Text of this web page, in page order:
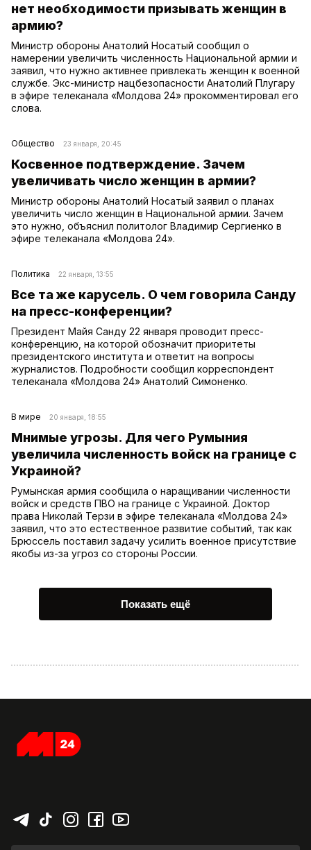
нет необходимости призывать женщин в
армию?
Министр обороны Анатолий Носатый сообщил о
намерении увеличить численность Национальной армии и
заявил, что нужно активнее привлекать женщин к военной
службе. Экс-министр нацбезопасности Анатолий Плугару
в эфире телеканала «Молдова 24» прокомментировал его
слова.
Общество 23 января, 20:45
Косвенное подтверждение. Зачем
увеличивать число женщин в армии?
Министр обороны Анатолий Носатый заявил о планах
увеличить число женщин в Национальной армии. Зачем
это нужно, объяснил политолог Владимир Сергиенко в
эфире телеканала «Молдова 24».
Политика 22 января, 13:55
Все та же карусель. О чем говорила Санду
на пресс-конференции?
Президент Майя Санду 22 января проводит пресс-
конференцию, на которой обозначит приоритеты
президентского института и ответит на вопросы
журналистов. Подробности сообщил корреспондент
телеканала «Молдова 24» Анатолий Симоненко.
В мире 20 января, 18:55
Мнимые угрозы. Для чего Румыния
увеличила численность войск на границе с
Украиной?
Румынская армия сообщила о наращивании численности
войск и средств ПВО на границе с Украиной. Доктор
права Николай Терзи в эфире телеканала «Молдова 24»
заявил, что это естественное развитие событий, так как
Брюссель поставил задачу усилить военное присутствие
якобы из-за угроз со стороны России.
Показать ещё